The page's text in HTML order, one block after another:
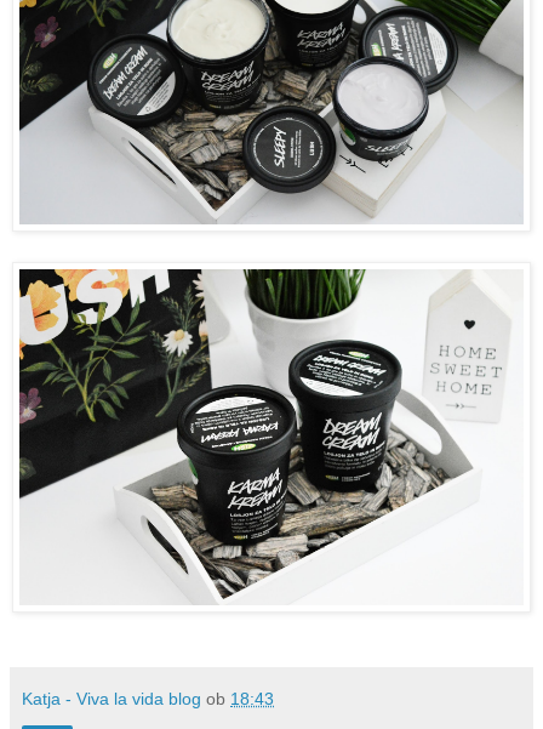
Katja - Viva la vida blog ob 18:43